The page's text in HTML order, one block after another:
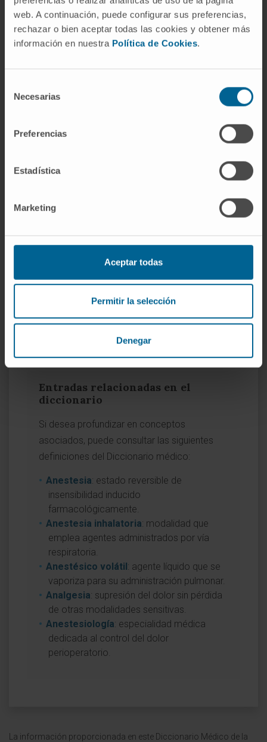
web. A continuación, puede configurar sus preferencias,
rechazar o bien aceptar todas las cookies y obtener más
información en nuestra Política de Cookies.
Necesarias
Preferencias
Estadística
Marketing
Aceptar todas
Permitir la selección
Denegar
aparezcan efectos adversos dependientes de
la dosis, como la depresión cardiovascular
intensa o las náuseas prolongadas en el
más rápida y la estabilidad hemodinámica
MedlinePlus en español.
Brown EN, Pavone KJ, Naranjo M.
and Practice
Real Academia Española.Anestesia.
Gilsanz F, Guasch E, Brogly N.
Mecanismos de acción de los
anestésicos en el sistema nervioso
Entradas relacionadas en el
diccionario
Si desea profundizar en conceptos
asociados, puede consultar las siguientes
definiciones del Diccionario médico:
Anestesia: estado reversible de
insensibilidad inducido
farmacológicamente.
Anestesia inhalatoria: modalidad que
emplea agentes administrados por vía
respiratoria.
Anestésico volátil: agente líquido que se
vaporiza para su administración pulmonar.
Analgesia: supresión del dolor sin pérdida
de otras modalidades sensitivas.
Anestesiología: especialidad médica
dedicada al control del dolor
perioperatorio.
La información proporcionada en este Diccionario Médico de la